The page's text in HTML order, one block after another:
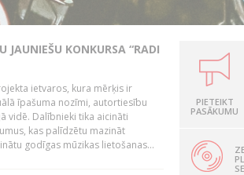
JAUNIEŠU KONKURSA “RADI
ietvaros, kura mērķis ir
īpašuma nozīmi, autortiesību
vidē. Dalībnieki tika aicināti
kas palīdzētu mazināt
godīgas mūzikas lietošanas...
PIETEIKT
PASĀKUMU